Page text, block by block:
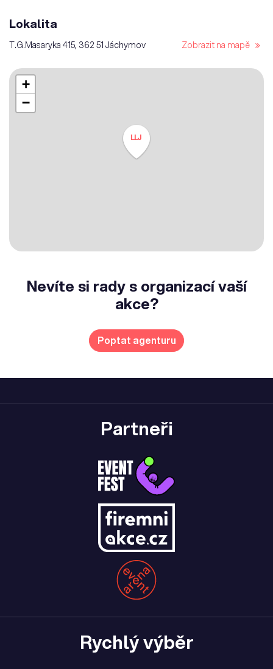
Lokalita
T.G.Masaryka 415, 362 51 Jáchymov Zobrazit na mapě
LLJ
+
−
Nevíte si rady s organizací vaší
akce?
Poptat agenturu
Partneři
Rychlý výběr